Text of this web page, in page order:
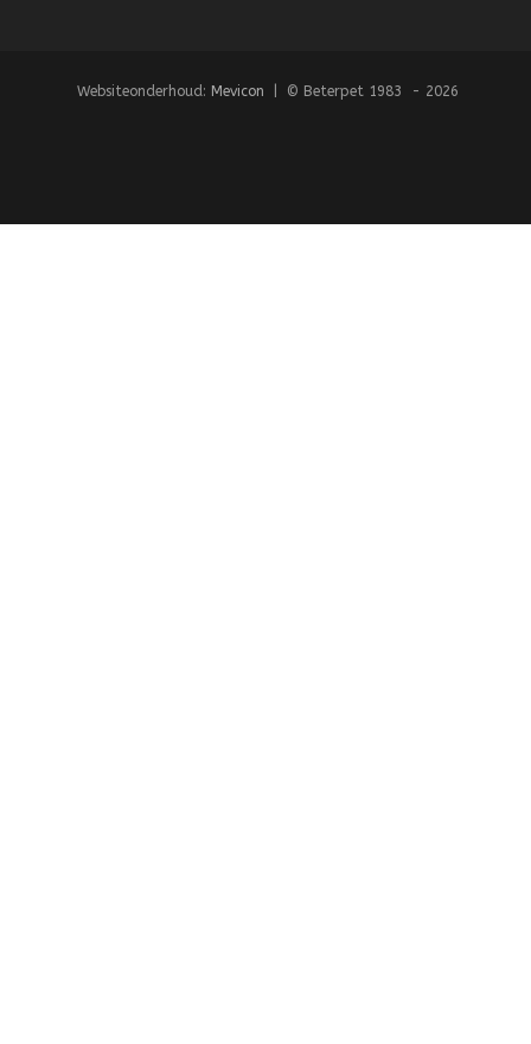
Websiteonderhoud: Mevicon | © Beterpet 1983 - 2026